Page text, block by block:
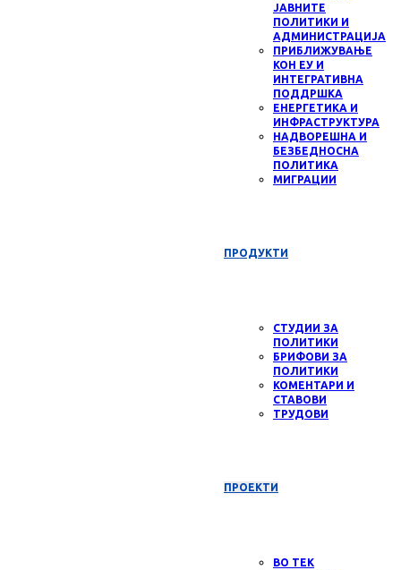
ЈАВНИТЕ
ПОЛИТИКИ И
АДМИНИСТРАЦИЈА
ПРИБЛИЖУВАЊЕ
КОН ЕУ И
ИНТЕГРАТИВНА
ПОДДРШКА
ЕНЕРГЕТИКА И
ИНФРАСТРУКТУРА
НАДВОРЕШНА И
БЕЗБЕДНОСНА
ПОЛИТИКА
МИГРАЦИИ
ПРОДУКТИ
СТУДИИ ЗА
ПОЛИТИКИ
БРИФОВИ ЗА
ПОЛИТИКИ
КОМЕНТАРИ И
СТАВОВИ
ТРУДОВИ
ПРОЕКТИ
ВО ТЕК